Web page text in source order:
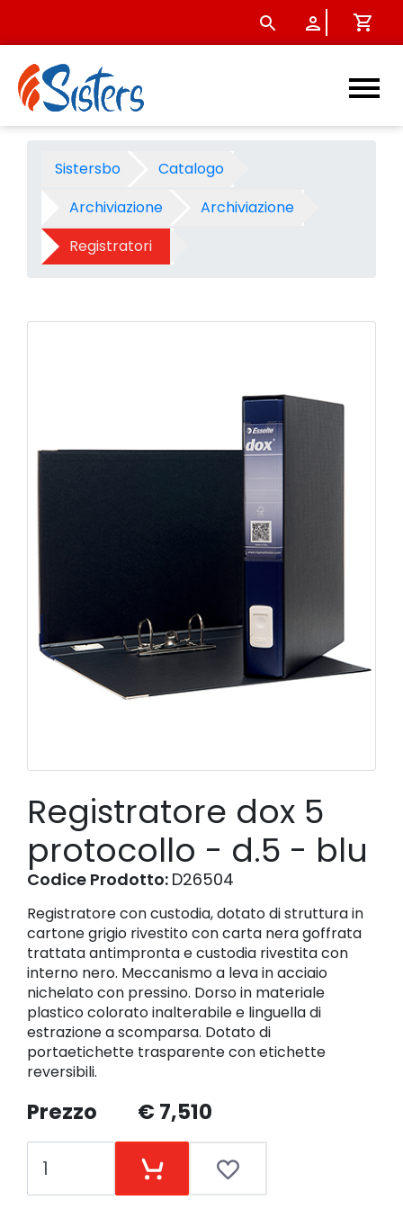
Registratore dox 5
Sistersbo
Catalogo
Archiviazione
Archiviazione
Registratori
Registratore dox 5
protocollo - d.5 - blu
Codice Prodotto: D26504
Registratore con custodia, dotato di struttura in
cartone grigio rivestito con carta nera goffrata
trattata antimpronta e custodia rivestita con
interno nero. Meccanismo a leva in acciaio
nichelato con pressino. Dorso in materiale
plastico colorato inalterabile e linguella di
estrazione a scomparsa. Dotato di
portaetichette trasparente con etichette
reversibili.
Prezzo € 7,510